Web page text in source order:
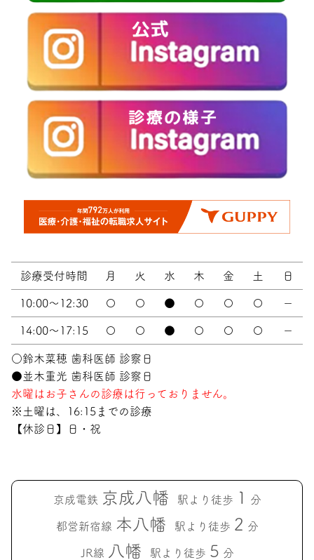
診療受付時間 月 火 水 木 金 土 日
10:00～12:30 〇 〇 ● 〇 〇 〇 －
14:00～17:15 〇 〇 ● 〇 〇 〇 －
○鈴木菜穂 歯科医師 診察日
●並木重光 歯科医師 診察日
水曜はお子さんの診療は行っておりません。
※土曜は、16:15までの診療
【休診日】日・祝
京成電鉄 京成八幡 駅より徒歩 1 分
都営新宿線 本八幡 駅より徒歩 2 分
JR線 八幡 駅より徒歩 5 分